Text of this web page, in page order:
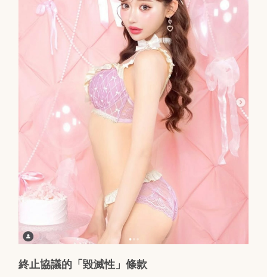
終止協議的「毀滅性」條款